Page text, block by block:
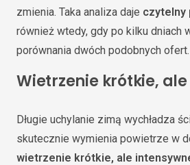
zmienia. Taka analiza daje czytelny
również wtedy, gdy po kilku dniach
porównania dwóch podobnych ofert.
Wietrzenie krótkie,
Długie uchylanie zimą wychładza
skutecznie wymienia powietrze w
wietrzenie krótkie, ale